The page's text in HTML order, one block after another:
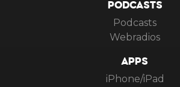
PODCASTS
Podcasts
Webradios
APPS
iPhone/iPad